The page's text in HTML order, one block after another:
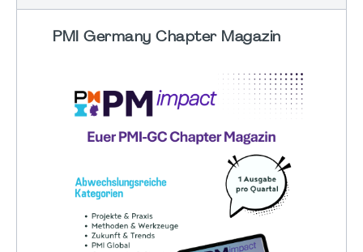
PMI Germany Chapter Magazin